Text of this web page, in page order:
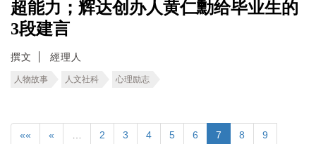
超能力；辉达创办人黄仁勳给毕业生的
3段建言
撰文 經理人
人物故事 人文社科 心理励志
«« « 2 3 4 5 6 7 8 9